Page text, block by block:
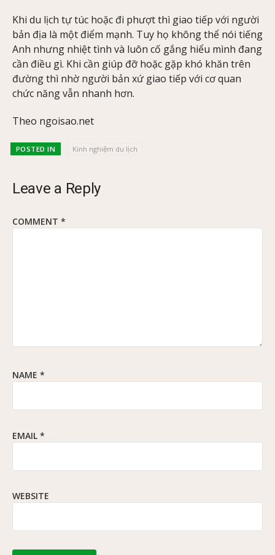
Khi du lịch tự túc hoặc đi phượt thì giao tiếp với người
bản địa là một điểm mạnh. Tuy họ không thể nói tiếng
Anh nhưng nhiệt tình và luôn cố gắng hiểu mình đang
cần điều gì. Khi cần giúp đỡ hoặc gặp khó khăn trên
đường thì nhờ người bản xứ giao tiếp với cơ quan
chức năng vẫn nhanh hơn.
Theo ngoisao.net
POSTED IN Kinh nghiệm du lịch
Leave a Reply
COMMENT *
NAME *
EMAIL *
WEBSITE